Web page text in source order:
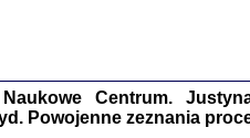
oprac.
Centrum.
Powojenne zeznania